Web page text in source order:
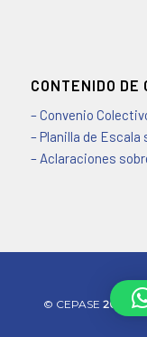
CONTENIDO DE
– Convenio
– Planilla de Escala
– Aclaraciones
©️ CEPASE 2026 -